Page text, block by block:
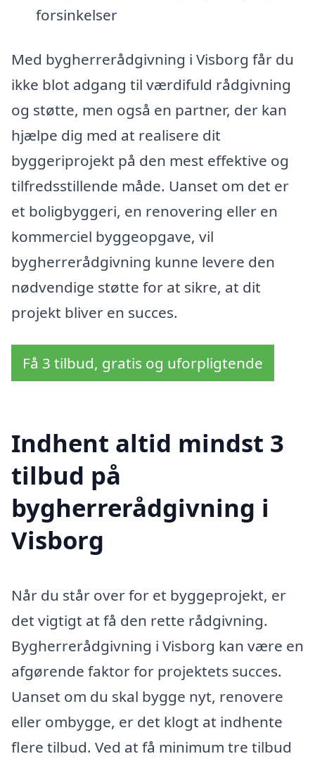
forsinkelser
Med bygherrerådgivning i Visborg får du
ikke blot adgang til værdifuld rådgivning
og støtte, men også en partner, der kan
hjælpe dig med at realisere dit
byggeriprojekt på den mest effektive og
tilfredsstillende måde. Uanset om det er
et boligbyggeri, en renovering eller en
kommerciel byggeopgave, vil
bygherrerådgivning kunne levere den
nødvendige støtte for at sikre, at dit
projekt bliver en succes.
Få 3 tilbud, gratis og uforpligtende
Indhent altid mindst 3
tilbud på
bygherrerådgivning i
Visborg
Når du står over for et byggeprojekt, er
det vigtigt at få den rette rådgivning.
Bygherrerådgivning i Visborg kan være en
afgørende faktor for projektets succes.
Uanset om du skal bygge nyt, renovere
eller ombygge, er det klogt at indhente
flere tilbud. Ved at få minimum tre tilbud